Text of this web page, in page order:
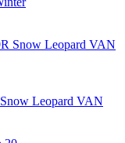
Leopard VAN